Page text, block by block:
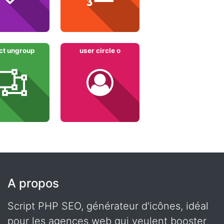
ungroup user circle o
A propos
Script PHP SEO, générateur d'icônes, idéal
pour les agences web qui veulent booster